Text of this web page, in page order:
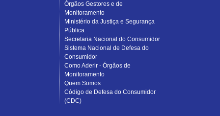
Órgãos Gestores e de
Monitoramento
Ministério da Justiça e Segurança
Pública
Secretaria Nacional do Consumidor
Sistema Nacional de Defesa do
Consumidor
Como Aderir - Órgãos de
Monitoramento
Quem Somos
Código de Defesa do Consumidor
(CDC)